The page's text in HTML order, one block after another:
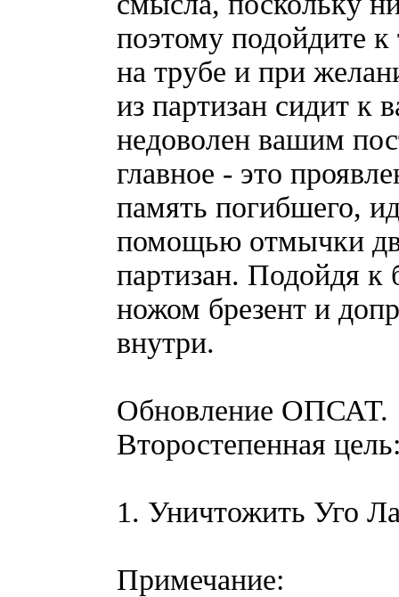
поэтому подойдите
на трубе и при
из партизан сидит к
недоволен вашим
главное - это
память погибшего,
помощью отмычки
партизан. Подойдя к
ножом брезент и
внутри.
Обновление ОПСАТ.
Второстепенная
1. Уничтожить Уго
Примечание: